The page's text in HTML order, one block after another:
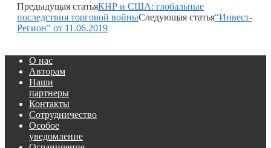
Предыдущая статьяКНР и США: глобальные
последствия торговой войныСледующая статья“Инвест-
Регион” от 11.06.2019
О нас
Авторам
Наши
партнеры
Контакты
Сотрудничество
Особое
уведомление